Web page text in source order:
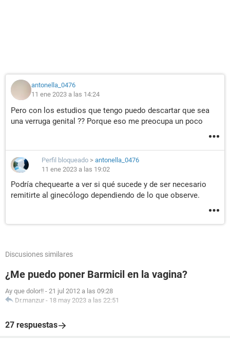
antonella_0476
11 ene 2023 a las 14:24
Pero con los estudios que tengo puedo descartar que sea
una verruga genital ?? Porque eso me preocupa un poco
Perfil bloqueado > antonella_0476
11 ene 2023 a las 19:02
Podría chequearte a ver si qué sucede y de ser necesario
remitirte al ginecólogo dependiendo de lo que observe.
Discusiones similares
¿Me puedo poner Barmicil en la vagina?
Ay que dolor!! - 21 jul 2012 a las 09:28
Dr.manzur - 18 may 2023 a las 22:51
27 respuestas